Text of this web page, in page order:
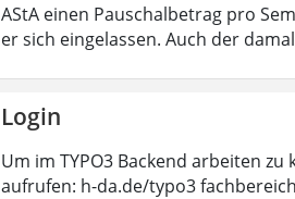
AStA einen Pauschalbetrag pro
er sich eingelassen. Auch der
Login
Um im TYPO3 Backend arbeiten
aufrufen: h-da.de/typo3